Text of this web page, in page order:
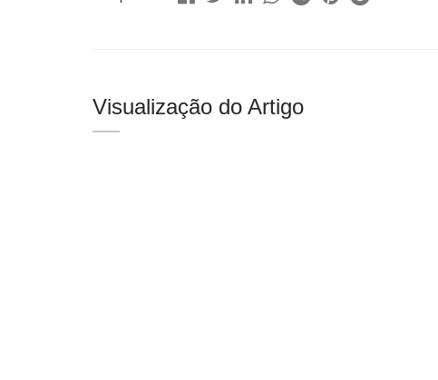
Visualização do Artigo